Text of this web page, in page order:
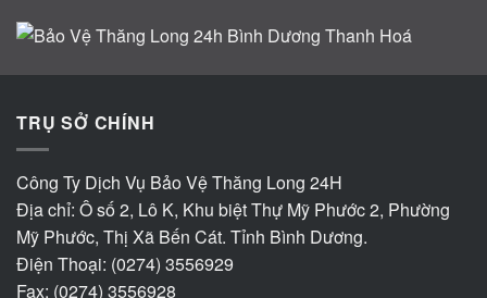
TRỤ SỞ CHÍNH
Công Ty Dịch Vụ Bảo Vệ Thăng Long 24H
Địa chỉ: Ô số 2, Lô K, Khu biệt Thự Mỹ Phước 2, Phường
Mỹ Phước, Thị Xã Bến Cát. Tỉnh Bình Dương.
Điện Thoại: (0274) 3556929
Fax: (0274) 3556928